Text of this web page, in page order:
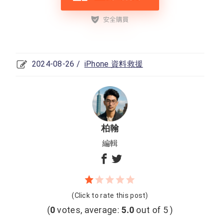
2024-08-26 / iPhone 資料救援
柏翰
編輯
(Click to rate this post)
(0votes, average: 5.0 out of 5 )